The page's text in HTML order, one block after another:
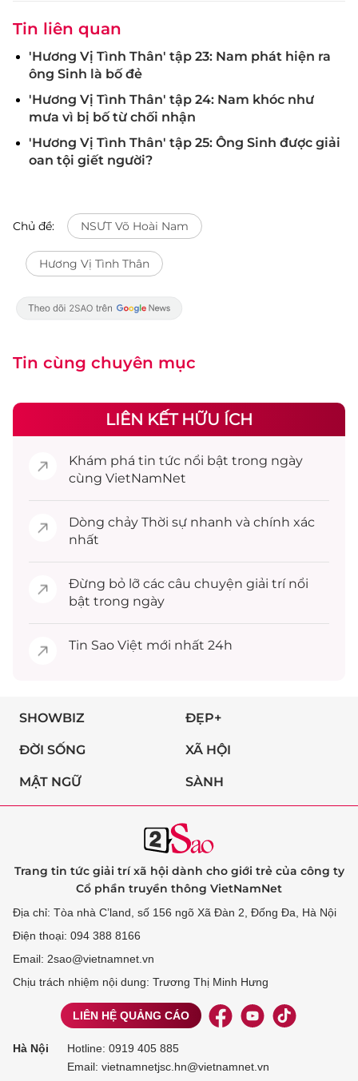
Tin liên quan
'Hương Vị Tình Thân' tập 23: Nam phát hiện ra
ông Sinh là bố đẻ
'Hương Vị Tình Thân' tập 24: Nam khóc như
mưa vì bị bố từ chối nhận
'Hương Vị Tình Thân' tập 25: Ông Sinh được giải
oan tội giết người?
Chủ đề: NSƯT Võ Hoài Nam
Hương Vị Tình Thân
Tin cùng chuyên mục
LIÊN KẾT HỮU ÍCH
Khám phá tin tức nổi bật trong ngày
cùng VietNamNet
Dòng chảy Thời sự nhanh và chính xác
nhất
Đừng bỏ lỡ các câu chuyện giải trínổi
bật trong ngày
Tin Sao Việt mới nhất 24h
SHOWBIZ ĐẸP+
ĐỜI SỐNG XÃ HỘI
MẬT NGỮ SÀNH
Trang tin tức giải trí xã hội dành cho giới trẻ của công ty
Cổ phần truyền thông VietNamNet
Địa chỉ: Tòa nhà C’land, số 156 ngõ Xã Đàn 2, Đống Đa, Hà Nội
Điện thoại: 094 388 8166
Email: 2sao@vietnamnet.vn
Chịu trách nhiệm nội dung: Trương Thị Minh Hưng
LIÊN HỆ QUẢNG CÁO
Hà Nội Hotline: 0919 405 885
Email: vietnamnetjsc.hn@vietnamnet.vn